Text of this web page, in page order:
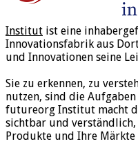
Institut ist eine
Innovationsfabrik aus
und Innovationen seine
Sie zu erkennen, zu
nutzen, sind die
futureorg Institut macht
sichtbar und
Produkte und Ihre Märkte